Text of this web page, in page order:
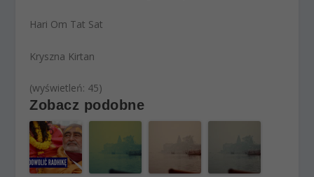
Hari Om Tat Sat
Kryszna Kirtan
(wyświetleń: 45)
Zobacz podobne